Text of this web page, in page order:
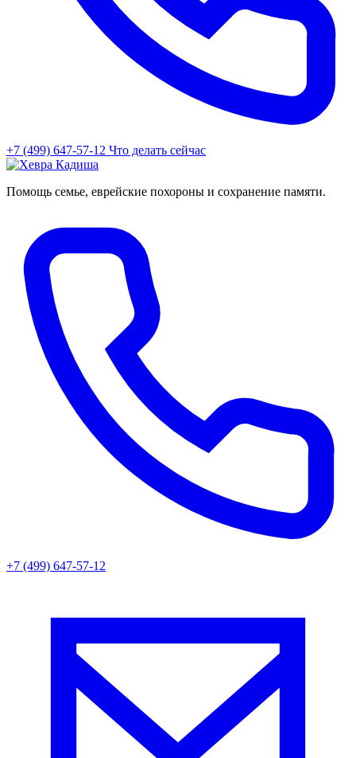
+7 (499) 647-57-12 Что делать сейчас
Помощь семье, еврейские похороны и сохранение памяти.
+7 (499) 647-57-12